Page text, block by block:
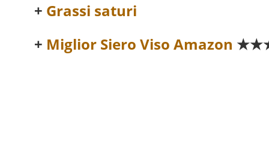
Grassi saturi
Miglior Siero Viso Amazon